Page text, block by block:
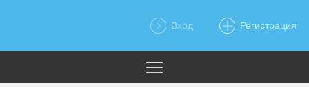
Вход Регистрация